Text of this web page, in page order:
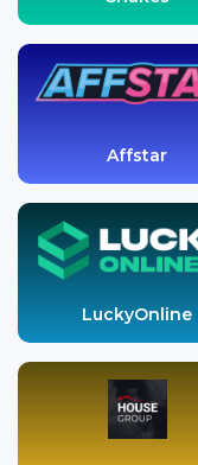
Affstar
LuckyOnline